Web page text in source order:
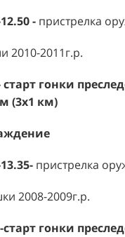
- пристрелка
2010-2011г.р.
старт гонки
(3х1 км)
пристрелка
2008-2009г.р.
старт гонки